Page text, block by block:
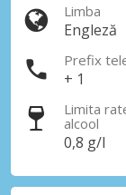
Limba
Engleză
Prefix
+ 1
Limita
alcool
0,8 g/l